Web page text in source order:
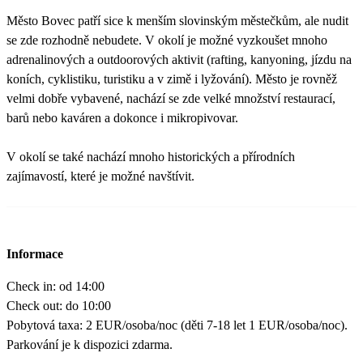
Město Bovec patří sice k menším slovinským městečkům, ale nudit
se zde rozhodně nebudete. V okolí je možné vyzkoušet mnoho
adrenalinových a outdoorových aktivit (rafting, kanyoning, jízdu na
koních, cyklistiku, turistiku a v zimě i lyžování). Město je rovněž
velmi dobře vybavené, nachází se zde velké množství restaurací,
barů nebo kaváren a dokonce i mikropivovar.
V okolí se také nachází mnoho historických a přírodních
zajímavostí, které je možné navštívit.
Informace
Check in: od 14:00
Check out: do 10:00
Pobytová taxa: 2 EUR/osoba/noc (děti 7-18 let 1 EUR/osoba/noc).
Parkování je k dispozici zdarma.